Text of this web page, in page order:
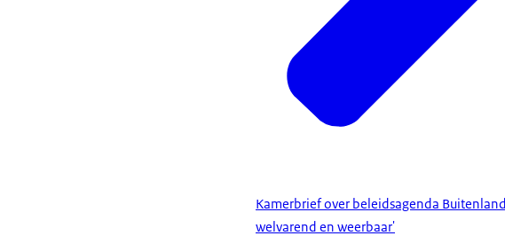
Kamerbrief over beleidsagenda
welvarend en weerbaar'